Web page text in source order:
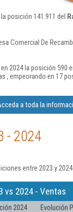
posición 141.911 del
Comercial De
2024 la posición 590
, empeorando en 17
a toda la
- 2024
entre 2023 y
vs 2024 - Ventas
2024
Evolución